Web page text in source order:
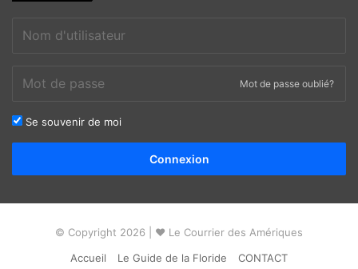
Mot de passe oublié?
Se souvenir de moi
Connexion
© Copyright 2026 | ❤ Le Courrier des Amériques
Accueil
Le Guide de la Floride CONTACT